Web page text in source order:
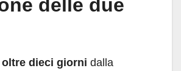
delle due
oltre dieci giorni dalla